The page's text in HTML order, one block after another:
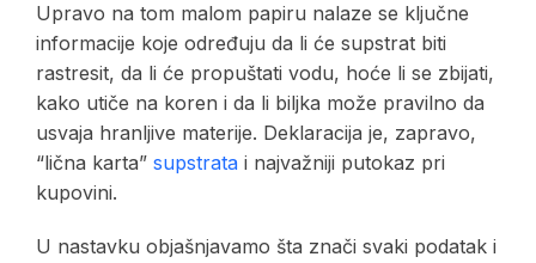
Upravo na tom malom papiru nalaze se ključne
informacije koje određuju da li će supstrat biti
rastresit, da li će propuštati vodu, hoće li se zbijati,
kako utiče na koren i da li biljka može pravilno da
usvaja hranljive materije. Deklaracija je, zapravo,
“lična karta” supstrata i najvažniji putokaz pri
kupovini.
U nastavku objašnjavamo šta znači svaki podatak i